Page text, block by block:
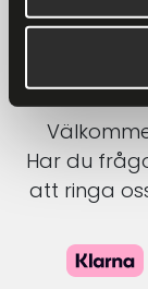
Har du
att ringa